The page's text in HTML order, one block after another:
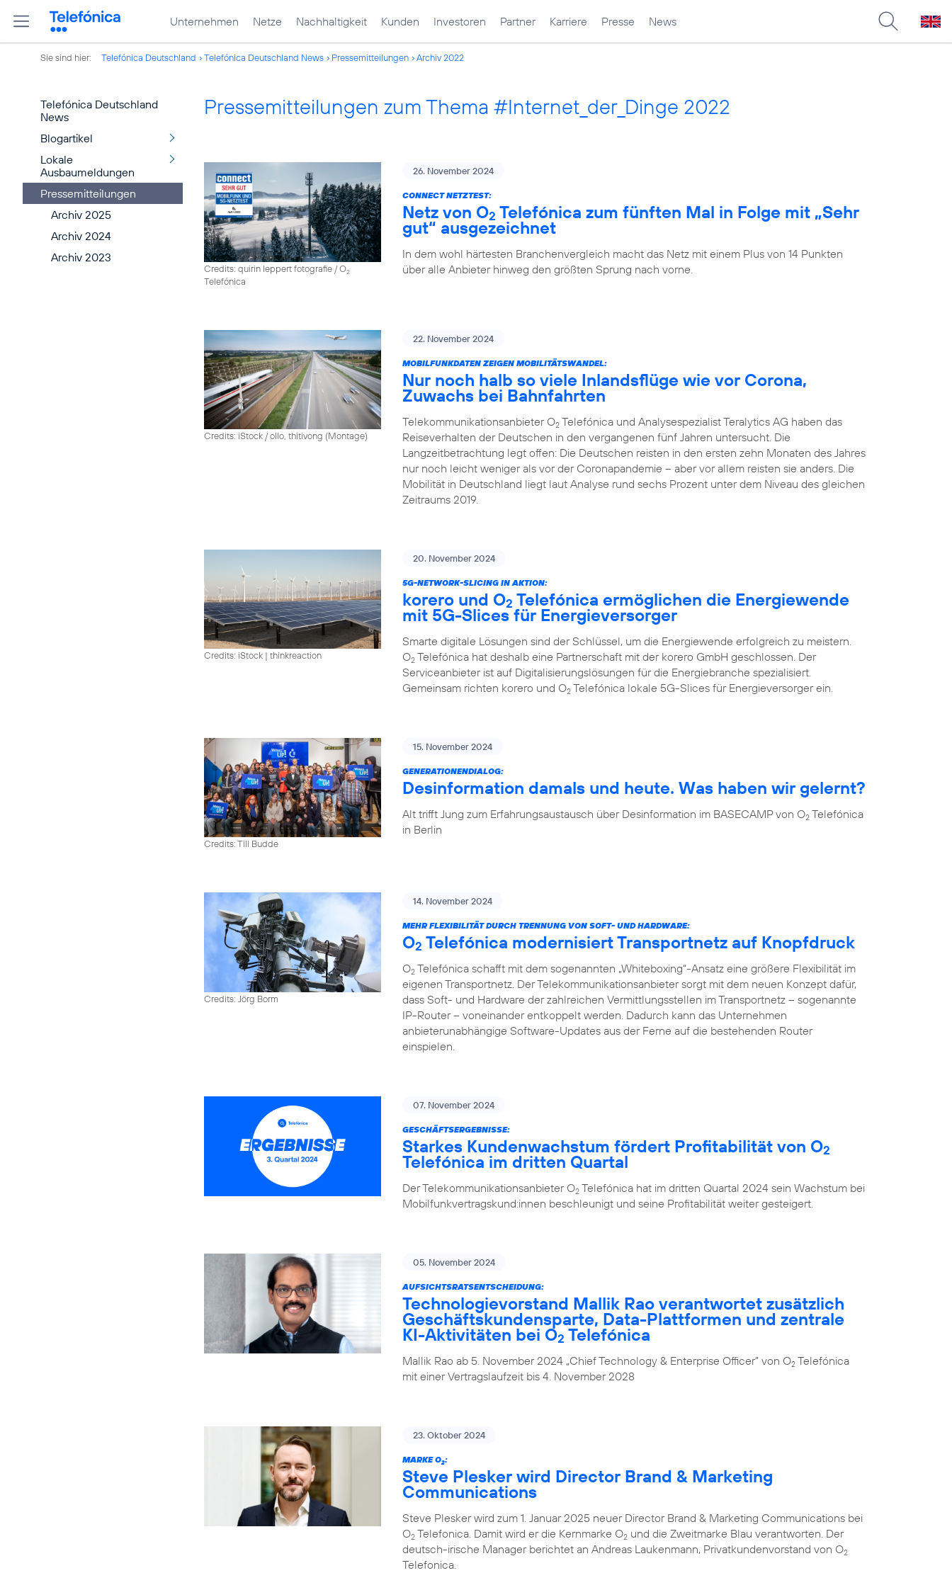
Unternehmen Netze Nachhaltigkeit Kunden Investoren Partner Karriere Presse News
Sie sind hier: Telefónica Deutschland Telefónica Deutschland News Pressemitteilungen Archiv 2022
Telefónica Deutschland
News
Blogartikel
Lokale
Ausbaumeldungen
Pressemitteilungen
Archiv 2025
Archiv 2024
Archiv 2023
Pressemitteilungen zum Thema #Internet_der_Dinge 2022
Credits: quirin leppert fotografie / O2
Telefónica
26. November 2024
CONNECT NETZTEST:
Netz von O2 Telefónica zum fünften Mal in Folge mit „Sehr
gut“ ausgezeichnet
In dem wohl härtesten Branchenvergleich macht das Netz mit einem Plus von 14 Punkten
über alle Anbieter hinweg den größten Sprung nach vorne.
Credits: iStock / ollo, thitivong (Montage)
22. November 2024
MOBILFUNKDATEN ZEIGEN MOBILITÄTSWANDEL:
Nur noch halb so viele Inlandsflüge wie vor Corona,
Zuwachs bei Bahnfahrten
Telekommunikationsanbieter O2 Telefónica und Analysespezialist Teralytics AG haben das
Reiseverhalten der Deutschen in den vergangenen fünf Jahren untersucht. Die
Langzeitbetrachtung legt offen: Die Deutschen reisten in den ersten zehn Monaten des Jahres
nur noch leicht weniger als vor der Coronapandemie – aber vor allem reisten sie anders. Die
Mobilität in Deutschland liegt laut Analyse rund sechs Prozent unter dem Niveau des gleichen
Zeitraums 2019.
Credits: iStock | thinkreaction
20. November 2024
5G-NETWORK-SLICING IN AKTION:
korero und O2 Telefónica ermöglichen die Energiewende
mit 5G-Slices für Energieversorger
Smarte digitale Lösungen sind der Schlüssel, um die Energiewende erfolgreich zu meistern.
O2 Telefónica hat deshalb eine Partnerschaft mit der korero GmbH geschlossen. Der
Serviceanbieter ist auf Digitalisierungslösungen für die Energiebranche spezialisiert.
Gemeinsam richten korero und O2 Telefónica lokale 5G-Slices für Energieversorger ein.
Credits: Till Budde
15. November 2024
GENERATIONENDIALOG:
Desinformation damals und heute. Was haben wir gelernt?
Alt trifft Jung zum Erfahrungsaustausch über Desinformation im BASECAMP von O2 Telefónica
in Berlin
Credits: Jörg Borm
14. November 2024
MEHR FLEXIBILITÄT DURCH TRENNUNG VON SOFT- UND HARDWARE:
O2 Telefónica modernisiert Transportnetz auf Knopfdruck
O2 Telefónica schafft mit dem sogenannten „Whiteboxing“-Ansatz eine größere Flexibilität im
eigenen Transportnetz. Der Telekommunikationsanbieter sorgt mit dem neuen Konzept dafür,
dass Soft- und Hardware der zahlreichen Vermittlungsstellen im Transportnetz – sogenannte
IP-Router – voneinander entkoppelt werden. Dadurch kann das Unternehmen
anbieterunabhängige Software-Updates aus der Ferne auf die bestehenden Router
einspielen.
07. November 2024
GESCHÄFTSERGEBNISSE:
Starkes Kundenwachstum fördert Profitabilität von O2
Telefónica im dritten Quartal
Der Telekommunikationsanbieter O2 Telefónica hat im dritten Quartal 2024 sein Wachstum bei
Mobilfunkvertragskund:innen beschleunigt und seine Profitabilität weiter gesteigert.
05. November 2024
AUFSICHTSRATSENTSCHEIDUNG:
Technologievorstand Mallik Rao verantwortet zusätzlich
Geschäftskundensparte, Data-Plattformen und zentrale
KI-Aktivitäten bei O2 Telefónica
Mallik Rao ab 5. November 2024 „Chief Technology & Enterprise Officer” von O2 Telefónica
mit einer Vertragslaufzeit bis 4. November 2028
23. Oktober 2024
MARKE O2:
Steve Plesker wird Director Brand & Marketing
Communications
Steve Plesker wird zum 1. Januar 2025 neuer Director Brand & Marketing Communications bei
O2 Telefonica. Damit wird er die Kernmarke O2 und die Zweitmarke Blau verantworten. Der
deutsch-irische Manager berichtet an Andreas Laukenmann, Privatkundenvorstand von O2
Telefonica.